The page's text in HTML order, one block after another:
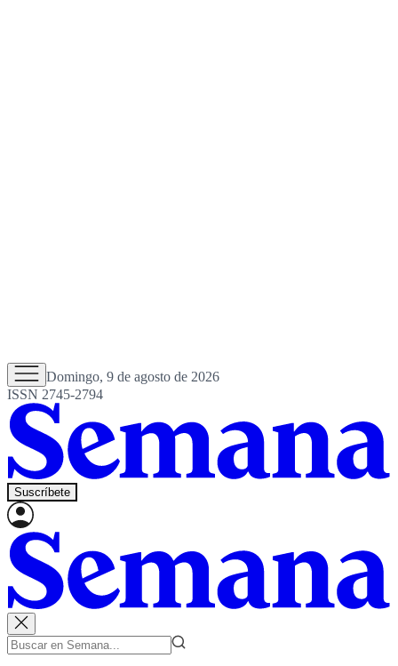
Domingo, 9 de agosto de 2026
ISSN 2745-2794
Suscríbete